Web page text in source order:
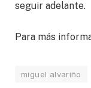
seguir adelante.
Para más
miguel alvariño